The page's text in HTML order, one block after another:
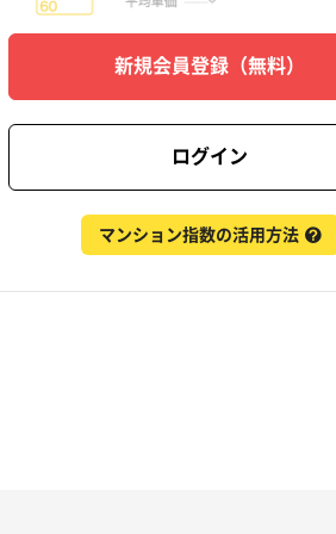
新規会員登録 （無料）
ログイン
マンション指数の活用方法